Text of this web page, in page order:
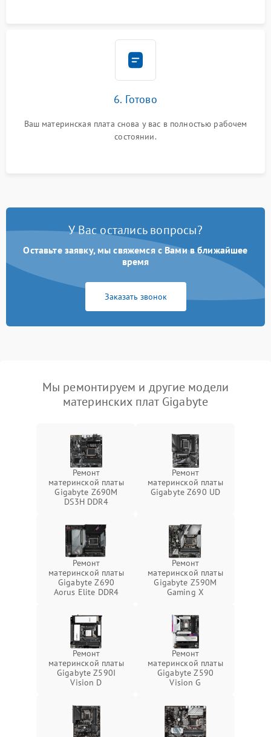
6. Готово
Ваш материнская плата снова у вас в полностью рабочем
состоянии.
У Вас остались вопросы?
Оставьте заявку, мы свяжемся с Вами в ближайшее
время
Заказать звонок
Мы ремонтируем и другие модели
материнских плат Gigabyte
Ремонт
материнской платы
Gigabyte Z690M
DS3H DDR4
Ремонт
материнской платы
Gigabyte Z690 UD
Ремонт
материнской платы
Gigabyte Z690
Aorus Elite DDR4
Ремонт
материнской платы
Gigabyte Z590M
Gaming X
Ремонт
материнской платы
Gigabyte Z590I
Vision D
Ремонт
материнской платы
Gigabyte Z590
Vision G